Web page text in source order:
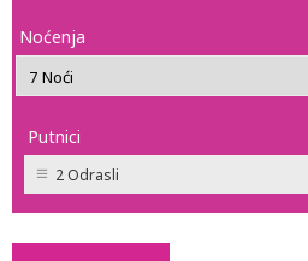
Noćenja
Putnici
2 Odrasli